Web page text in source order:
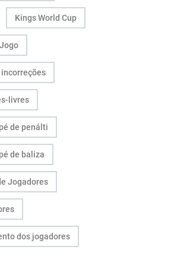
Kings World Cup
incorreções
livres
de penálti
de baliza
Jogadores
dos jogadores